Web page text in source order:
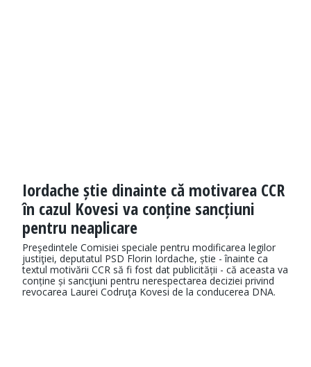
Iordache știe dinainte că motivarea CCR
în cazul Kovesi va conține sancțiuni
pentru neaplicare
Preşedintele Comisiei speciale pentru modificarea legilor
justiţiei, deputatul PSD Florin Iordache, știe - înainte ca
textul motivării CCR să fi fost dat publicității - că aceasta va
conține și sancţiuni pentru nerespectarea deciziei privind
revocarea Laurei Codruţa Kovesi de la conducerea DNA.